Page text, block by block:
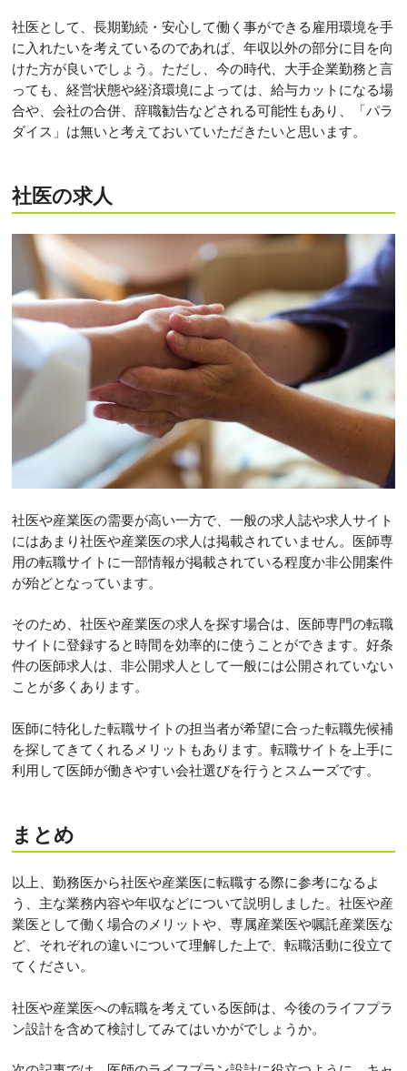
社医として、長期勤続・安心して働く事ができる雇用環境を手
に入れたいを考えているのであれば、年収以外の部分に目を向
けた方が良いでしょう。ただし、今の時代、大手企業勤務と言
っても、経営状態や経済環境によっては、給与カットになる場
合や、会社の合併、辞職勧告などされる可能性もあり、「パラ
ダイス」は無いと考えておいていただきたいと思います。
社医の求人
社医や産業医の需要が高い一方で、一般の求人誌や求人サイト
にはあまり社医や産業医の求人は掲載されていません。医師専
用の転職サイトに一部情報が掲載されている程度か非公開案件
が殆どとなっています。
そのため、社医や産業医の求人を探す場合は、医師専門の転職
サイトに登録すると時間を効率的に使うことができます。好条
件の医師求人は、非公開求人として一般には公開されていない
ことが多くあります。
医師に特化した転職サイトの担当者が希望に合った転職先候補
を探してきてくれるメリットもあります。転職サイトを上手に
利用して医師が働きやすい会社選びを行うとスムーズです。
まとめ
以上、勤務医から社医や産業医に転職する際に参考になるよ
う、主な業務内容や年収などについて説明しました。社医や産
業医として働く場合のメリットや、専属産業医や嘱託産業医な
ど、それぞれの違いについて理解した上で、転職活動に役立て
てください。
社医や産業医への転職を考えている医師は、今後のライフプラ
ン設計を含めて検討してみてはいかがでしょうか。